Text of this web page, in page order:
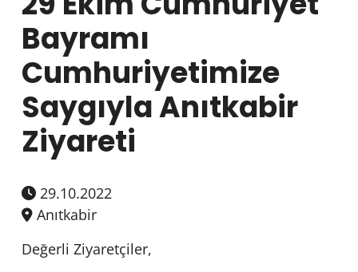
Bayramı
Cumhuriyetimize
Saygıyla Anıtkabir
Ziyareti
29.10.2022
Anıtkabir
Değerli Ziyaretçiler,